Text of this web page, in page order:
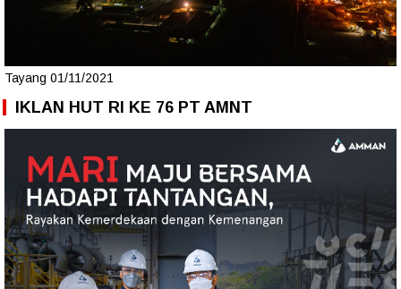
Tayang 01/11/2021
IKLAN HUT RI KE 76 PT AMNT